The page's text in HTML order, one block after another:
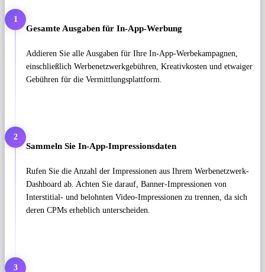
1
Gesamte Ausgaben für In-App-Werbung
Addieren Sie alle Ausgaben für Ihre In-App-Werbekampagnen,
einschließlich Werbenetzwerkgebühren, Kreativkosten und etwaiger
Gebühren für die Vermittlungsplattform.
2
Sammeln Sie In-App-Impressionsdaten
Rufen Sie die Anzahl der Impressionen aus Ihrem Werbenetzwerk-
Dashboard ab. Achten Sie darauf, Banner-Impressionen von
Interstitial- und belohnten Video-Impressionen zu trennen, da sich
deren CPMs erheblich unterscheiden.
3